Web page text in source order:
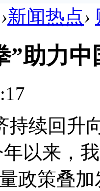
›新闻热点›
”助力
持续回升
以来，
政策叠